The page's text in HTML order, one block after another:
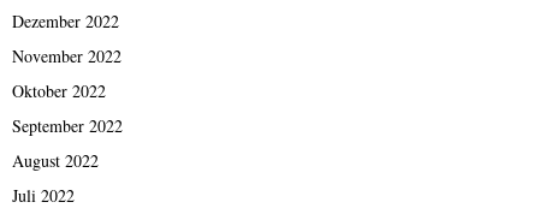
Dezember 2022
November 2022
Oktober 2022
September 2022
August 2022
Juli 2022